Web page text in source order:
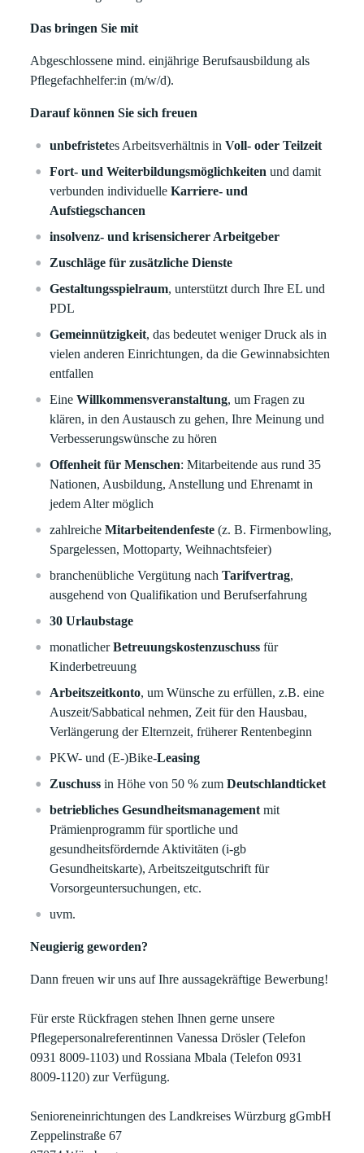
Das bringen Sie mit
Abgeschlossene mind. einjährige Berufsausbildung als
Pflegefachhelfer:in (m/w/d).
Darauf können Sie sich freuen
unbefristetes Arbeitsverhältnis inVoll- oder Teilzeit
Fort- und Weiterbildungsmöglichkeitenund damit
verbunden individuelleKarriere- und
Aufstiegschancen
insolvenz- und krisensicherer Arbeitgeber
Zuschläge für zusätzliche Dienste
Gestaltungsspielraum, unterstützt durch Ihre EL und
PDL
Gemeinnützigkeit, das bedeutet weniger Druck als in
vielen anderen Einrichtungen, da die Gewinnabsichten
entfallen
EineWillkommensveranstaltung, um Fragen zu
klären, in den Austausch zu gehen, Ihre Meinung und
Verbesserungswünsche zu hören
Offenheit für Menschen: Mitarbeitende aus rund 35
Nationen, Ausbildung, Anstellung und Ehrenamt in
jedem Alter möglich
zahlreicheMitarbeitendenfeste(z. B. Firmenbowling,
Spargelessen, Mottoparty, Weihnachtsfeier)
branchenübliche Vergütung nachTarifvertrag,
ausgehend von Qualifikation und Berufserfahrung
30 Urlaubstage
monatlicherBetreuungskostenzuschussfür
Kinderbetreuung
Arbeitszeitkonto, um Wünsche zu erfüllen, z.B. eine
Auszeit/Sabbatical nehmen, Zeit für den Hausbau,
Verlängerung der Elternzeit, früherer Rentenbeginn
PKW- und (E-)Bike-Leasing
Zuschussin Höhe von 50 % zumDeutschlandticket
betriebliches Gesundheitsmanagement mit
Prämienprogramm für sportliche und
gesundheitsfördernde Aktivitäten (i-gb
Gesundheitskarte), Arbeitszeitgutschrift für
Vorsorgeuntersuchungen, etc.
uvm.
Neugierig geworden?
Dann freuen wir uns auf Ihre aussagekräftige Bewerbung!
Für erste Rückfragen stehen Ihnen gerne unsere
Pflegepersonalreferentinnen Vanessa Drösler (Telefon
0931 8009-1103) und Rossiana Mbala (Telefon 0931
8009-1120) zur Verfügung.
Senioreneinrichtungen des Landkreises Würzburg gGmbH
Zeppelinstraße 67